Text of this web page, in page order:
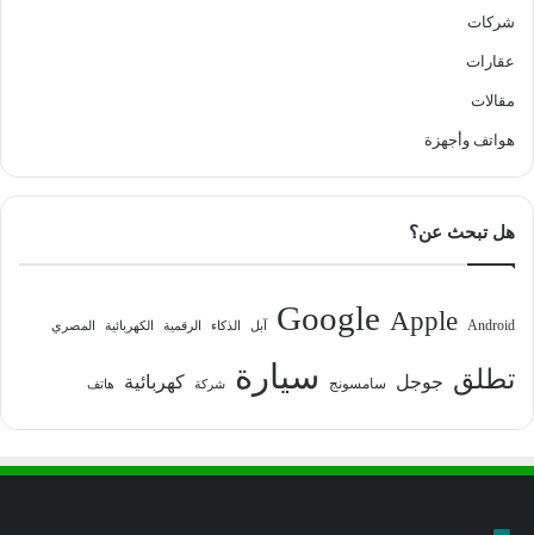
شركات
عقارات
مقالات
هواتف وأجهزة
هل تبحث عن؟
Android
Apple
Google آبل الذكاء الرقمية الكهربائية المصري
تطلق جوجل سامسونج سيارة شركة كهربائية هاتف